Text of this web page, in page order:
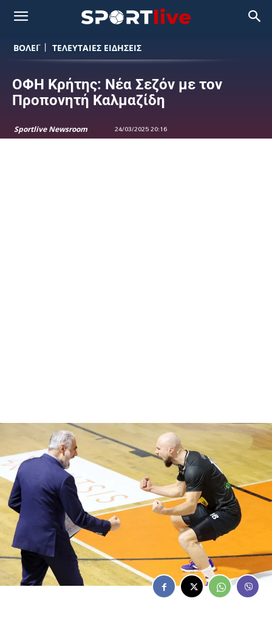
ΒΟΛΕΪ ΤΕΛΕΥΤΑΙΕΣ ΕΙΔΗΣΕΙΣ
ΟΦΗ Κρήτης: Νέα Σεζόν με τον
Προπονητή Καλμαζίδη
Sportlive Newsroom 24/03/2025 20:16